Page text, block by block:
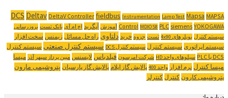
DCS Deltav DeltaV Controller fieldbus Instrumentation Lamp Test Mapsa MAPSA
Control MDIOS8 PLC siemens YOKOGAWA آموزش آپگرید اچ ام آی بانک تست بروزرسانی
سیستم کنترل بویلرهای 4x90 تست جزوه خرید دلتاوی راه حل مسائل زیمنس سخت افزار
سیستم اپراتوری سیستم کنترل سیستم کنترل DCS سیستم کنترل صنعتی سیستم کنترل
‌DCS یا PLC
سیلوهای واحد HD شرکت امرسون فیلدباس لایسنس مبین پرداز سپهر آذر مپسا
مپسا کنترل نرم افزار واحد 400 پالایش گاز ایلام پالایش گاز پارسیان پتروشیمی مارون
پتروشیمی کارون کنترل کنترلر